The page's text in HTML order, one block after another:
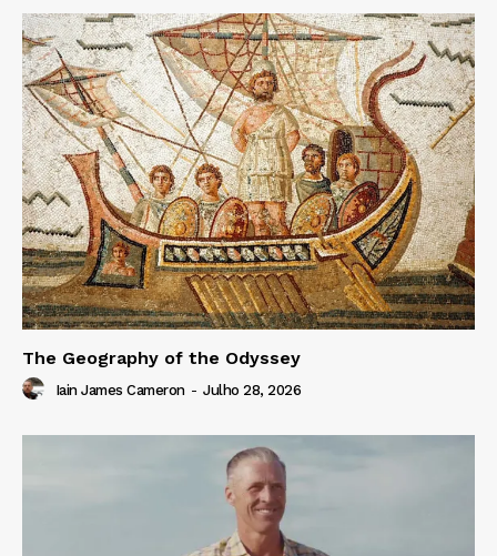
The Geography of the Odyssey
Iain James Cameron - Julho 28, 2026